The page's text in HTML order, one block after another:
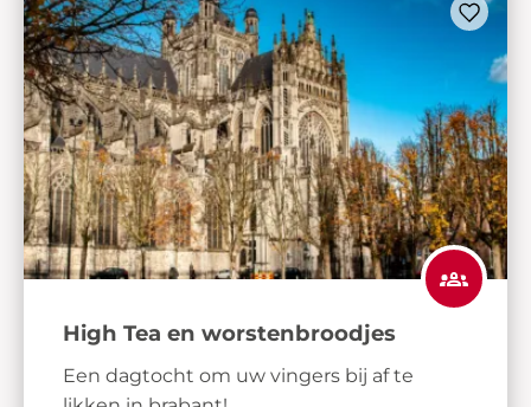
High Tea en worstenbroodjes
Een dagtocht om uw vingers bij af te